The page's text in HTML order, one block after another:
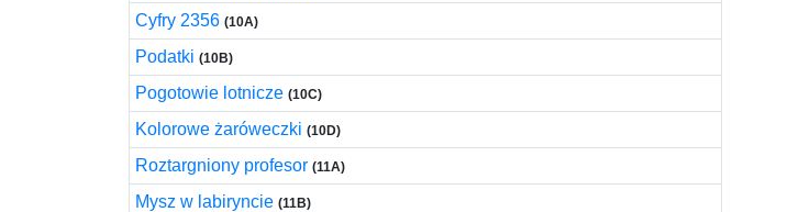
Cyfry 2356 (10A)
Podatki (10B)
Pogotowie lotnicze (10C)
Kolorowe żaróweczki (10D)
Roztargniony profesor (11A)
Mysz w labiryncie (11B)